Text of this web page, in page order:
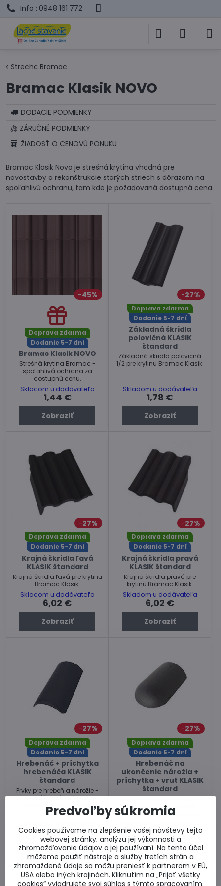
Info : 0948 161 772
Strecha Bramac
Bramac Klasik NOVO
DODACIE PODMIENKY
ZÁRUČNÉ PODMIENKY
ŽIADOSŤ O CENOVÚ PONUKU
Bramac Klasik Novo je strešná krytina vhodná pre
novostavby a rekonštrukcie starých striech s dôrazom na
spoľahlivú ochranu, tam kde je požadovaná dostupná cena.
45%
Doprava zdarma
Dodanie 5-7 dní
Bramac Klasik NOVO
Strešná krytina Bramac -
spoľahlivá ochrana za
dostupnú cenu.
Skladom u dodávateľa
1,44 €
Zobraziť
27%
Doprava zdarma
Dodanie 5-7 dní
Základná škridla
polovičná KLASIK
štandard
Základná škridla polovičná
1/2 pre krytinu Bramac Klasik.
Skladom u dodávateľa
1,78 €
Zobraziť
27%
Doprava zdarma
Dodanie 5-7 dní
Krajná škridla ľavá
KLASIK štandard
Krajná škridla ľavá pre krytinu
Bramac Klasik.
Skladom u dodávateľa
6,02 €
Zobraziť
27%
Doprava zdarma
Dodanie 5-7 dní
Krajná škridla pravá
KLASIK štandard
Krajná škridla pravá pre
krytinu Bramac Klasik.
Skladom u dodávateľa
6,02 €
Zobraziť
27%
Doprava zdarma
Dodanie 5-7 dní
Hrebenáč + príchytka
hrebenáča KLASIK
štandard
Prvky pre hrebeň a nárožie -
Hrebenáč s príchytkou pre
krytinu Bramac Klasiik.
5,52 €
Zobraziť
27%
Doprava zdarma
Dodanie 5-7 dní
Hrebenáč na
ukončenie nárožia +
príchytka + vrut KLASIK
štandard
Hrebenáč na ukončenie
nárožia s príchytkou pre
11,91 €
Zobraziť
Predvoľby súkromia
Cookies používame na zlepšenie vašej návštevy tejto
webovej stránky, analýzu jej výkonnosti a
zhromažďovanie údajov o jej používaní. Na tento účel
môžeme použiť nástroje a služby tretích strán a
zhromaždené údaje sa môžu preniesť k partnerom v EÚ,
USA alebo iných krajinách. Kliknutím na „Prijať všetky
cookies“ vyjadrujete svoj súhlas s týmto spracovaním.